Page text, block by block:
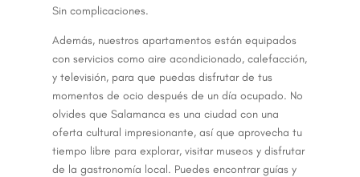
Sin complicaciones.
Además, nuestros apartamentos están equipados
con servicios como aire acondicionado, calefacción,
y televisión, para que puedas disfrutar de tus
momentos de ocio después de un día ocupado. No
olvides que Salamanca es una ciudad con una
oferta cultural impresionante, así que aprovecha tu
tiempo libre para explorar, visitar museos y disfrutar
de la gastronomía local. Puedes encontrar guías y